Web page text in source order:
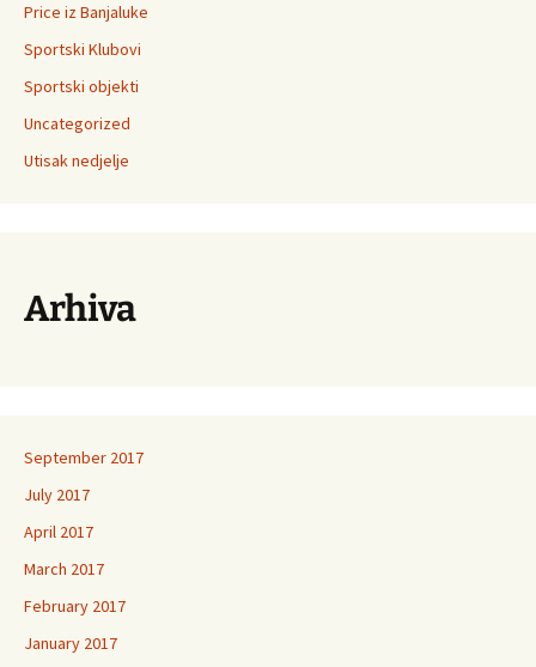
Price iz Banjaluke
Sportski Klubovi
Sportski objekti
Uncategorized
Utisak nedjelje
Arhiva
September 2017
July 2017
April 2017
March 2017
February 2017
January 2017